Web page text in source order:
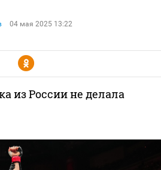
04 мая 2025 13:22
Y
из России не делала